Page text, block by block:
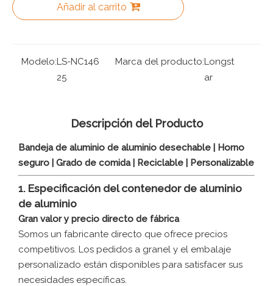
Añadir al carrito
Modelo:LS-NC146
25
Marca del producto:Longst
ar
Descripción del Producto
Bandeja de aluminio de aluminio desechable | Horno
seguro | Grado de comida | Reciclable | Personalizable
1. Especificación del contenedor de aluminio
de aluminio
Gran valor y precio directo de fábrica
Somos un fabricante directo que ofrece precios
competitivos. Los pedidos a granel y el embalaje
personalizado están disponibles para satisfacer sus
necesidades específicas.